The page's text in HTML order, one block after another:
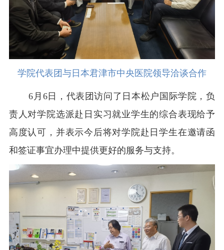
学院代表团与日本君津市中央医院领导洽谈合作
6月6日，代表团访问了日本松户国际学院，负
责人对学院选派赴日实习就业学生的综合表现给予
高度认可，并表示今后将对学院赴日学生在邀请函
和签证事宜办理中提供更好的服务与支持。